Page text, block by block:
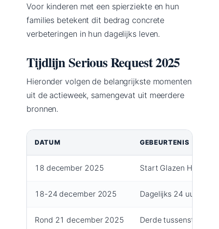
Voor kinderen met een spierziekte en hun
families betekent dit bedrag concrete
verbeteringen in hun dagelijks leven.
Tijdlijn Serious Request 2025
Hieronder volgen de belangrijkste momenten
uit de actieweek, samengevat uit meerdere
bronnen.
DATUM GEBEURTENIS
18 december 2025 Start Glazen Huis,
18-24 december 2025 Dagelijks 24 uur live
Rond 21 december 2025 Derde tussenstand: